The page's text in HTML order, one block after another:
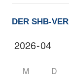
DER SHB-
M D